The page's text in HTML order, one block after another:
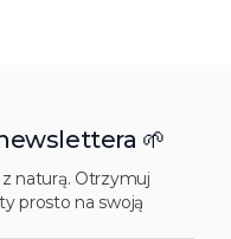
🌱
naturą. Otrzymuj
prosto na swoją